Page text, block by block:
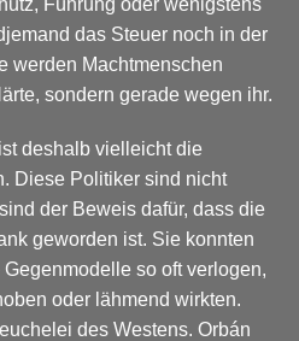
das Steuer noch in der
werden Machtmenschen
sondern gerade wegen ihr.
deshalb vielleicht die
Diese Politiker sind nicht
der Beweis dafür, dass die
geworden ist. Sie konnten
so oft verlogen,
oder lähmend wirkten.
des Westens. Orbán